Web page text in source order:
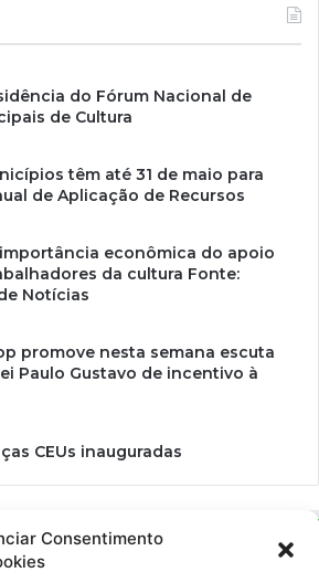
Consentimento
do Fórum Nacional de
de Cultura
têm até 31 de maio para
de Aplicação de Recursos
econômica do apoio
da cultura Fonte:
Notícias
promove nesta semana escuta
Paulo Gustavo de incentivo à
CEUs inauguradas